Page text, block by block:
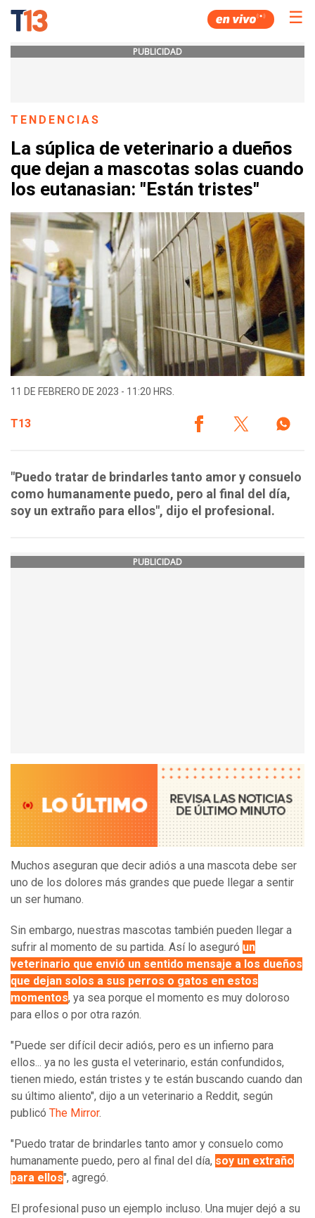
☰
PUBLICIDAD
TENDENCIAS
La súplica de veterinario a dueños
que dejan a mascotas solas cuando
los eutanasian: "Están tristes"
11 DE FEBRERO DE 2023 - 11:20 HRS.
T13
"Puedo tratar de brindarles tanto amor y consuelo
como humanamente puedo, pero al final del día,
soy un extraño para ellos", dijo el profesional.
PUBLICIDAD
Muchos aseguran que decir adiós a una mascota debe ser
uno de los dolores más grandes que puede llegar a sentir
un ser humano.
Sin embargo, nuestras mascotas también pueden llegar a
sufrir al momento de su partida. Así lo aseguró un
veterinario que envió un sentido mensaje a los dueños
que dejan solos a sus perros o gatos en estos
momentos, ya sea porque el momento es muy doloroso
para ellos o por otra razón.
"Puede ser difícil decir adiós, pero es un infierno para
ellos... ya no les gusta el veterinario, están confundidos,
tienen miedo, están tristes y te están buscando cuando dan
su último aliento", dijo a un veterinario a Reddit, según
publicó The Mirror.
"Puedo tratar de brindarles tanto amor y consuelo como
humanamente puedo, pero al final del día, soy un extraño
para ellos", agregó.
El profesional puso un ejemplo incluso. Una mujer dejó a su